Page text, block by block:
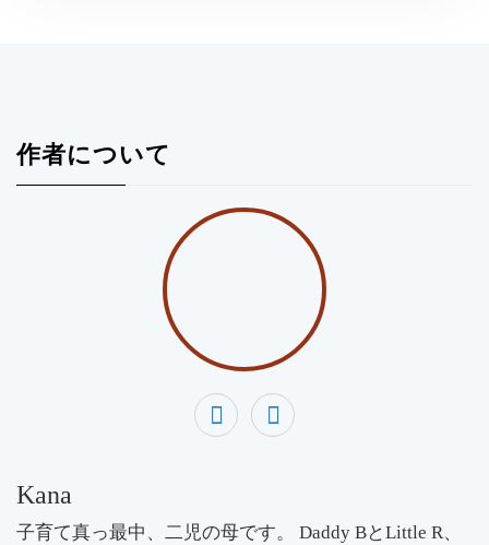
作者について
Kana
子育て真っ最中、二児の母です。 Daddy BとLittle R、